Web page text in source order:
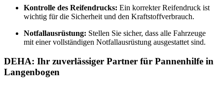
Kontrolle des Reifendrucks: Ein korrekter Reifendruck ist
wichtig für die Sicherheit und den Kraftstoffverbrauch.
Notfallausrüstung: Stellen Sie sicher, dass alle Fahrzeuge
mit einer vollständigen Notfallausrüstung ausgestattet sind.
DEHA: Ihr zuverlässiger Partner für Pannenhilfe in
Langenbogen